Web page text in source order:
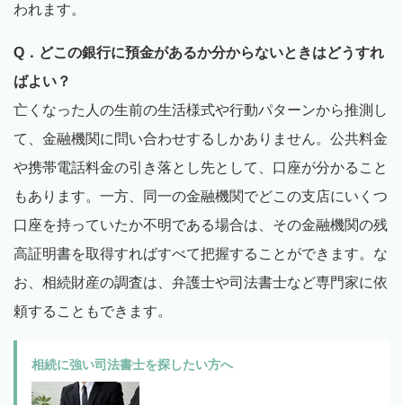
われます。
Q．どこの銀行に預金があるか分からないときはどうすれ
ばよい？
亡くなった人の生前の生活様式や行動パターンから推測し
て、金融機関に問い合わせするしかありません。公共料金
や携帯電話料金の引き落とし先として、口座が分かること
もあります。一方、同一の金融機関でどこの支店にいくつ
口座を持っていたか不明である場合は、その金融機関の残
高証明書を取得すればすべて把握することができます。な
お、相続財産の調査は、弁護士や司法書士など専門家に依
頼することもできます。
相続に強い司法書士を探したい方へ